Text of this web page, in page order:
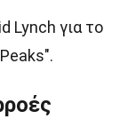
Lynch για το